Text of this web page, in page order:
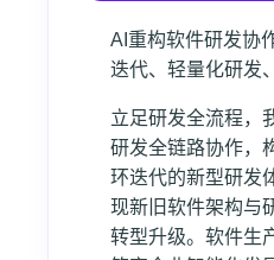
AI重构软件研发协
迭代、轻量化研发
立足研发全流程，
研发全链路协作，
环迭代的新型研发
现新旧软件架构与
转型升级。软件生